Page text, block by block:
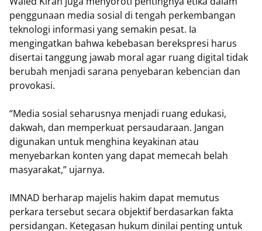
penggunaan media sosial di tengah perkembangan
teknologi informasi yang semakin pesat. Ia
mengingatkan bahwa kebebasan berekspresi harus
disertai tanggung jawab moral agar ruang digital tidak
berubah menjadi sarana penyebaran kebencian dan
provokasi.
“Media sosial seharusnya menjadi ruang edukasi,
dakwah, dan memperkuat persaudaraan. Jangan
digunakan untuk menghina keyakinan atau
menyebarkan konten yang dapat memecah belah
masyarakat,” ujarnya.
IMNAD berharap majelis hakim dapat memutus
perkara tersebut secara objektif berdasarkan fakta
persidangan. Ketegasan hukum dinilai penting untuk